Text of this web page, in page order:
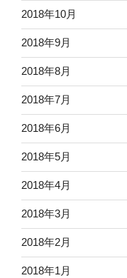
2018年10月
2018年9月
2018年8月
2018年7月
2018年6月
2018年5月
2018年4月
2018年3月
2018年2月
2018年1月